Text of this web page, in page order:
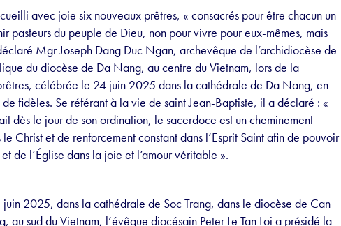
avec joie six nouveaux prêtres, « consacrés pour être chacun un
pasteurs du peuple de Dieu, non pour vivre pour eux-mêmes, mais
Mgr Joseph Dang Duc Ngan, archevêque de l’archidiocèse de
du diocèse de Da Nang, au centre du Vietnam, lors de la
célébrée le 24 juin 2025 dans la cathédrale de Da Nang, en
fidèles. Se référant à la vie de saint Jean-Baptiste, il a déclaré : «
dès le jour de son ordination, le sacerdoce est un cheminement
Christ et de renforcement constant dans l’Esprit Saint afin de pouvoir
de l’Église dans la joie et l’amour véritable ».
2025, dans la cathédrale de Soc Trang, dans le diocèse de Can
au sud du Vietnam, l’évêque diocésain Peter Le Tan Loi a présidé la